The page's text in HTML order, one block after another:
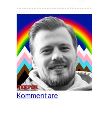
Kommentare